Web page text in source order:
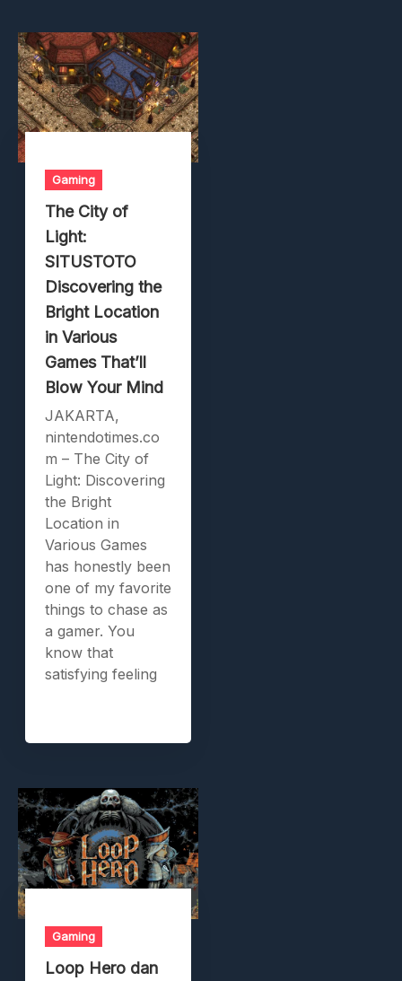
Gaming
The City of
Light:
SITUSTOTO
Discovering the
Bright Location
in Various
Games That’ll
Blow Your Mind
JAKARTA,
nintendotimes.co
m – The City of
Light: Discovering
the Bright
Location in
Various Games
has honestly been
one of my favorite
things to chase as
a gamer. You
know that
satisfying feeling
Gaming
Loop Hero dan